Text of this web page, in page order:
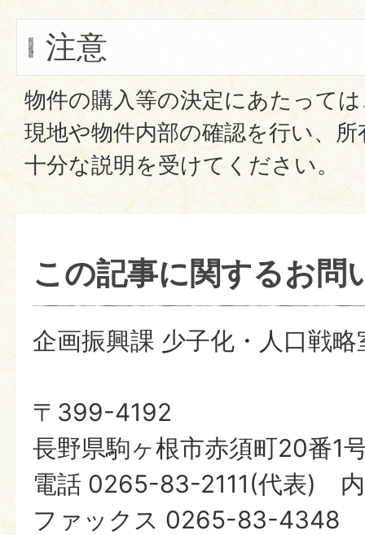
注意
物件の購入等の決定にあたって
現地や物件内部の確認を行い、
十分な説明を受けてください。
この記事に関するお問
企画振興課 少子化・人口戦略
〒399-4192
長野県駒ヶ根市赤須町20番1
電話 0265-83-2111(代表)
ファックス 0265-83-4348